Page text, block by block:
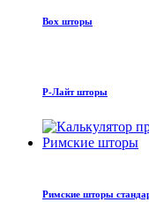
Box шторы
Р-Лайт шторы
Римские шторы
Римские шторы